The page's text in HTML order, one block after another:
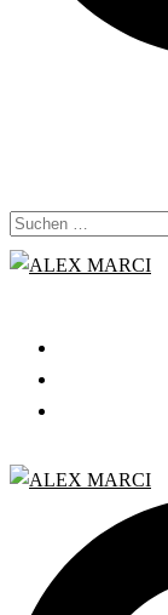
Suchen
nach: